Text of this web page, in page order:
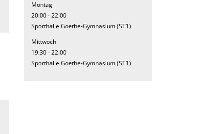
Montag
20:00 - 22:00
Sporthalle Goethe-Gymnasium (ST1)
Mittwoch
19:30 - 22:00
Sporthalle Goethe-Gymnasium (ST1)